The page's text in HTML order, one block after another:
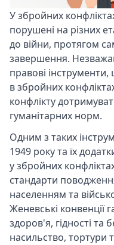
У збройних
порушені на різних
до війни, протягом
завершення.
правові
в збройних
конфлікту
гуманітарних норм.
Одним з таких
1949 року та їх
у збройних
стандарти
населенням та
Женевські конвенції
здоров'я, гідності
насильство, тортури